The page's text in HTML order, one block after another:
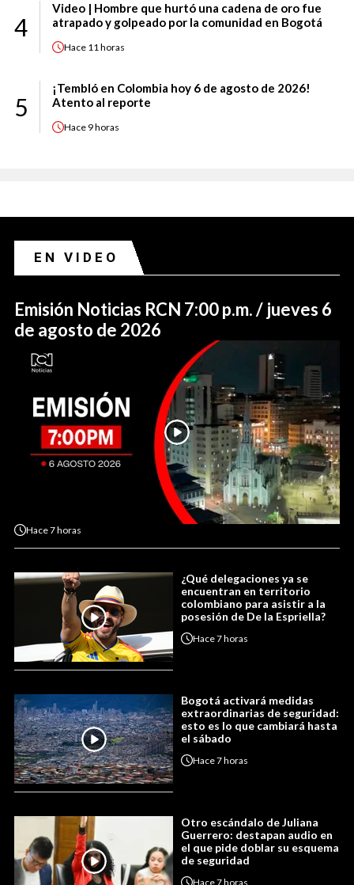
4
Video | Hombre que hurtó una cadena de oro fue
atrapado y golpeado por la comunidad en Bogotá
Hace 11 horas
5
¡Tembló en Colombia hoy 6 de agosto de 2026!
Atento al reporte
Hace 9 horas
EN VIDEO
Emisión Noticias RCN 7:00 p.m. / jueves 6
de agosto de 2026
Hace7 horas
¿Qué delegaciones ya se
encuentran en territorio
colombiano para asistir a la
posesión de De la Espriella?
Hace7 horas
Bogotá activará medidas
extraordinarias de seguridad:
esto es lo que cambiará hasta
el sábado
Hace7 horas
Otro escándalo de Juliana
Guerrero: destapan audio en
el que pide doblar su esquema
de seguridad
Hace7 horas